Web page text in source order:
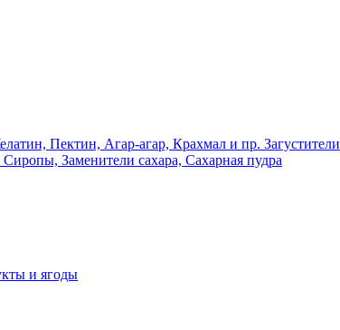
Пектин, Агар-агар, Крахмал и пр. Загустители
Заменители сахара, Сахарная пудра
и ягоды